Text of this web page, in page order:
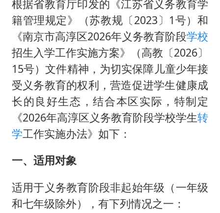
外交部发言人就广岛核爆81周年等答记者问
贵州轮胎子公司获美国退税8136万
法国下周开始禁止未经同意的电话营销
吉林一“温度计大楼”读数爆表
多地要求领导干部带头休假
奋进开新局 实干挑大梁
根据省教育厅印发的《江苏省义务教育学
籍管理规定》（苏教规〔2023〕1号）和
《南京市高淳区2026年义务教育阶段学校
招生入学工作实施方案》（高教〔2026〕
15号）文件精神，为切实保障儿童少年接
受义务教育的权利，营造促进学生健康成
长的良好生态，结合本区实际，特制定
《2026年高淳区义务教育阶段学校学生转
学工作实施办法》如下：
一、适用对象
适用于义务教育阶段非起始年级（一年级
和七年级除外），有下列情况之一：